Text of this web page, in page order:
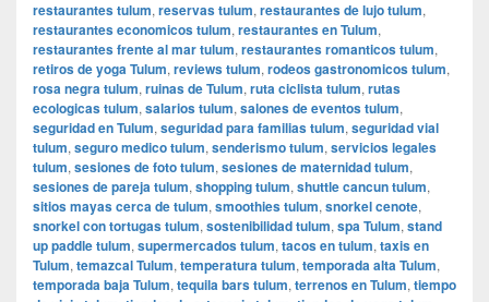
restaurantes tulum, reservas tulum, restaurantes de lujo tulum,
restaurantes economicos tulum, restaurantes en Tulum,
restaurantes frente al mar tulum, restaurantes romanticos tulum,
retiros de yoga Tulum, reviews tulum, rodeos gastronomicos tulum,
rosa negra tulum, ruinas de Tulum, ruta ciclista tulum, rutas
ecologicas tulum, salarios tulum, salones de eventos tulum,
seguridad en Tulum, seguridad para familias tulum, seguridad vial
tulum, seguro medico tulum, senderismo tulum, servicios legales
tulum, sesiones de foto tulum, sesiones de maternidad tulum,
sesiones de pareja tulum, shopping tulum, shuttle cancun tulum,
sitios mayas cerca de tulum, smoothies tulum, snorkel cenote,
snorkel con tortugas tulum, sostenibilidad tulum, spa Tulum, stand
up paddle tulum, supermercados tulum, tacos en tulum, taxis en
Tulum, temazcal Tulum, temperatura tulum, temporada alta Tulum,
temporada baja Tulum, tequila bars tulum, terrenos en Tulum, tiempo